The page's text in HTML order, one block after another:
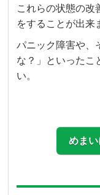
これらの状態の改
をすることが出来
パニック障害や、
な？」といったこ
い。
めま